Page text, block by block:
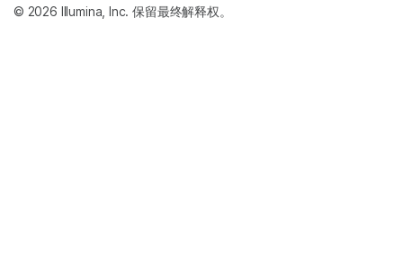
© 2026 Illumina, Inc. 保留最终解释权。